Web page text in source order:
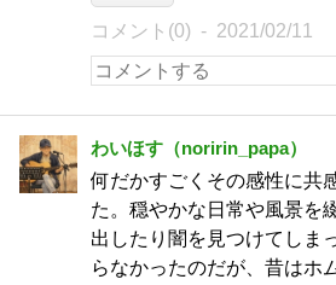
コメント(0) 2021/02/11
わいほす（noririn_papa）
何だかすごくその感性に共
た。穏やかな日常や風景を
出したり闇を見つけてしま
らなかったのだが、昔はホ